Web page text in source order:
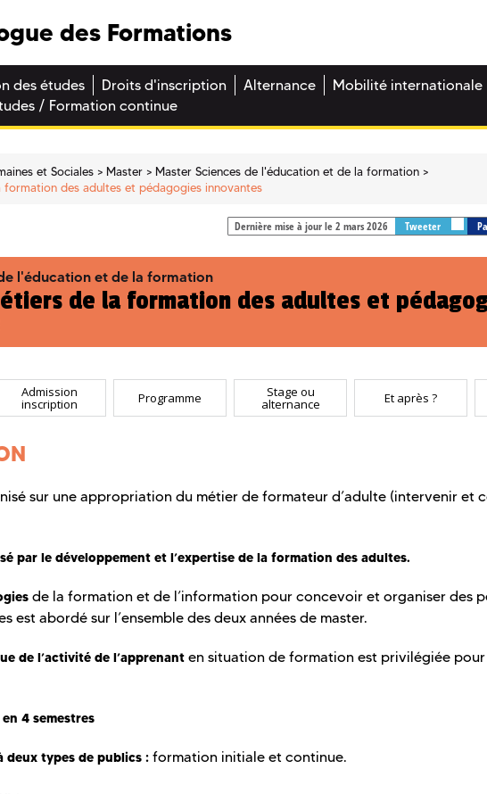
des Formations
des études Droits d'inscription Alternance Mobilité internationale
/ Formation continue
et Sociales Master
Master Sciences de l'éducation et de la formation
formation des adultes et pédagogies innovantes
Dernière mise à jour le 2 mars 2026 Tweeter
l'éducation et de la formation
de la formation des adultes et
Admission
inscription Programme Stage ou
alternance Et après ?
sur une appropriation du métier de formateur d’adulte (intervenir et
par le développement et l’expertise de la formation des adultes.
de la formation et de l’information pour concevoir et organiser des
est abordé sur l’ensemble des deux années de master.
de l’activité de l’apprenant en situation de formation est privilégiée
4 semestres
deux types de publics : formation initiale et continue.